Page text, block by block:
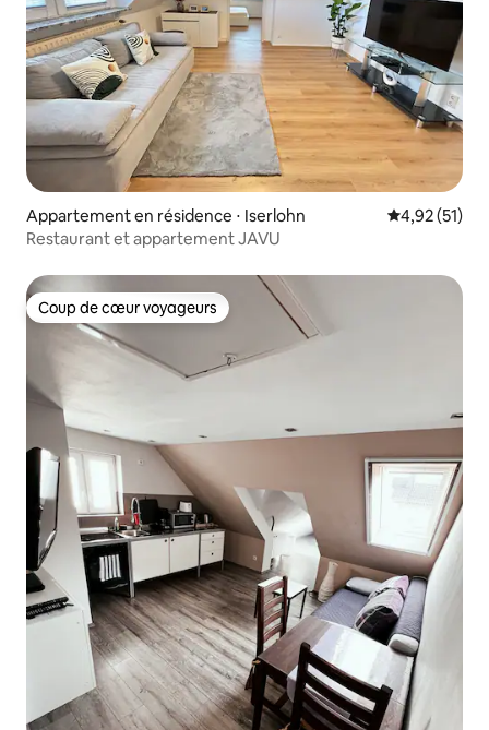
Appartement en résidence ⋅ Iserlohn Évaluation
4,92 (51)
Restaurant et appartement JAVU
Coup de cœur voyageurs
Coup de cœur voyageurs